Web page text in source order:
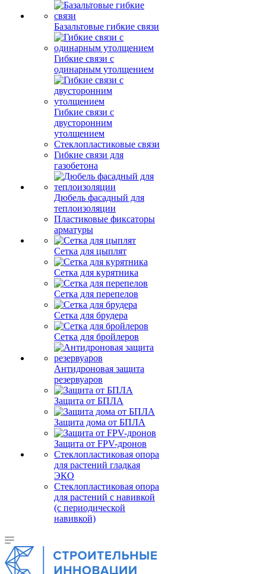
Базальтовые гибкие связи
Гибкие связи с
одинарным утолщением
Гибкие связи с
двусторонним
утолщением
Стеклопластиковые связи
Гибкие связи для
газобетона
Дюбель фасадный для
теплоизоляции
Пластиковые фиксаторы
арматуры
Сетка для цыплят
Сетка для курятника
Сетка для перепелов
Сетка для брудера
Сетка для бройлеров
Антидроновая защита
резервуаров
Защита от БПЛА
Защита дома от БПЛА
Защита от FPV-дронов
Стеклопластиковая опора
для растений гладкая
ЭКО
Стеклопластиковая опора
для растений с навивкой
(с периодической
навивкой)